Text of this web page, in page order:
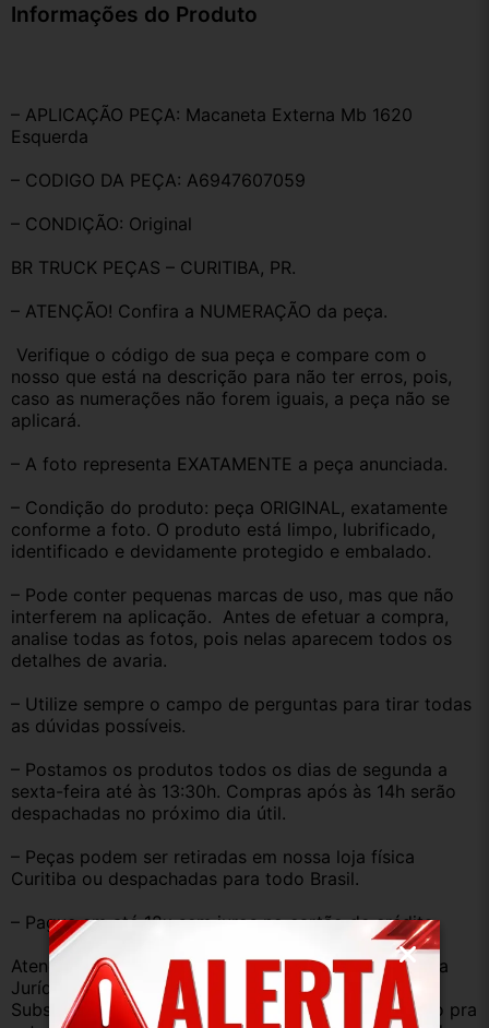
Informações do Produto
– APLICAÇÃO PEÇA: Macaneta Externa Mb 1620
Esquerda
– CODIGO DA PEÇA: A6947607059
– CONDIÇÃO: Original
BR TRUCK PEÇAS – CURITIBA, PR.
– ATENÇÃO! Confira a NUMERAÇÃO da peça.
nosso que está na descrição para não ter erros, pois,
caso as numerações não forem iguais, a peça não se
aplicará.
– A foto representa EXATAMENTE a peça anunciada.
– Condição do produto: peça ORIGINAL, exatamente
conforme a foto. O produto está limpo, lubrificado,
identificado e devidamente protegido e embalado.
– Pode conter pequenas marcas de uso, mas que não
interferem na aplicação.  Antes de efetuar a compra,
analise todas as fotos, pois nelas aparecem todos os
detalhes de avaria.
– Utilize sempre o campo de perguntas para tirar todas
as dúvidas possíveis.
– Postamos os produtos todos os dias de segunda a
sexta-feira até às 13:30h. Compras após às 14h serão
despachadas no próximo dia útil.
– Peças podem ser retiradas em nossa loja física
Curitiba ou despachadas para todo Brasil.
– Pague em até 12x sem juros no cartão de crédito.
Atenção: As compras realizadas em nome de Pessoa
Jurídica estão sujeitas à cobrança de ICMS,
Substituição Tributária diferença de ICMS de estado pra